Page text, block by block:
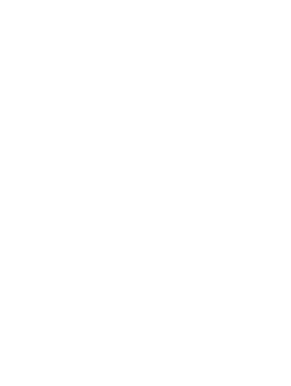
do nosso software,
revisões, atualizações ou
comentários, avaliações,
com os Serviços que o